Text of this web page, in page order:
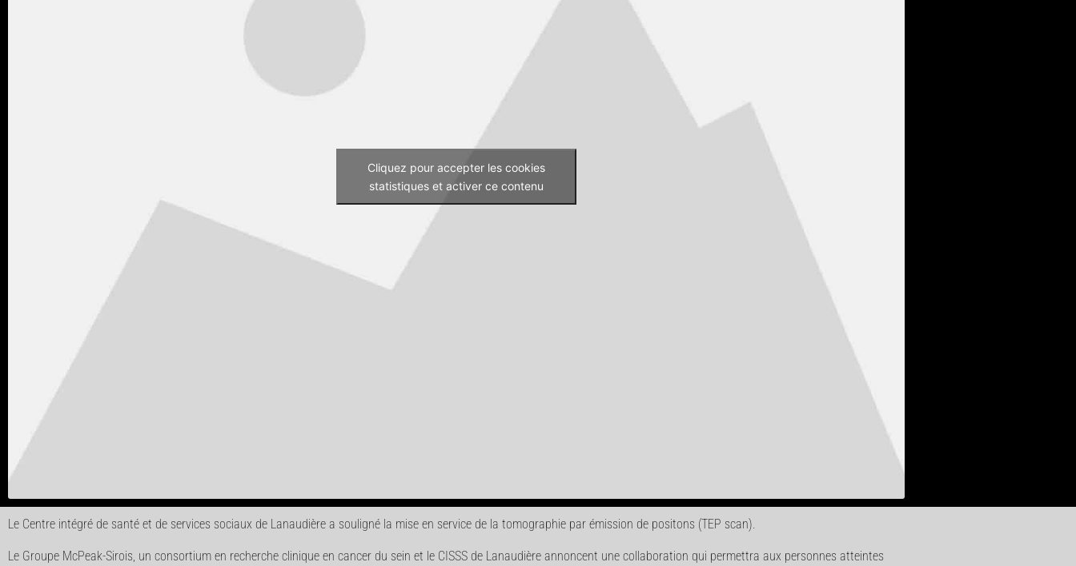
Cliquez pour accepter les cookies
statistiques et activer ce contenu
Le Centre intégré de santé et de services sociaux de Lanaudière a souligné la mise en service de la tomographie par émission de positons (TEP scan).
Le Groupe McPeak-Sirois, un consortium en recherche clinique en cancer du sein et le CISSS de Lanaudière annoncent une collaboration qui permettra aux personnes atteintes